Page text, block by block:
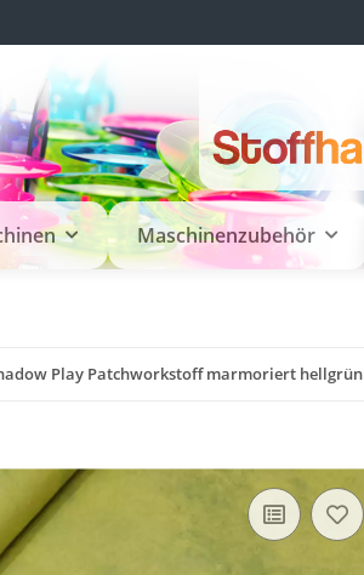
Maschinenzubehör
Play Patchworkstoff marmoriert hellgrün